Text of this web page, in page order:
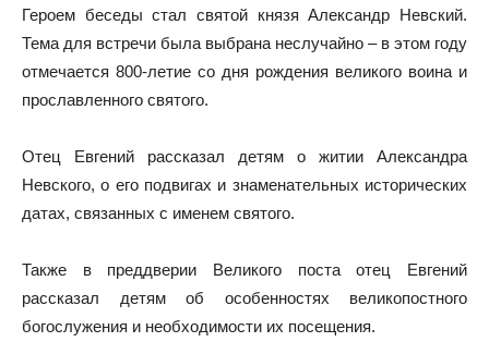
Героем беседы стал святой князя Александр Невский.
Тема для встречи была выбрана неслучайно – в этом году
отмечается 800-летие со дня рождения великого воина и
прославленного святого.
Отец Евгений рассказал детям о житии Александра
Невского, о его подвигах и знаменательных исторических
датах, связанных с именем святого.
Также в преддверии Великого поста отец Евгений
рассказал детям об особенностях великопостного
богослужения и необходимости их посещения.